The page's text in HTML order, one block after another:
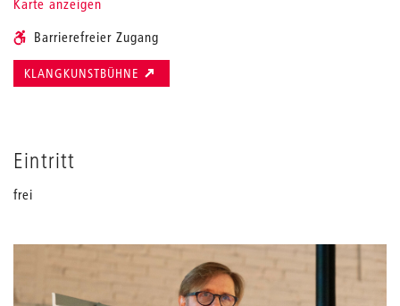
Karte anzeigen
Barrierefreier Zugang
KLANGKUNSTBÜHNE
Eintritt
frei